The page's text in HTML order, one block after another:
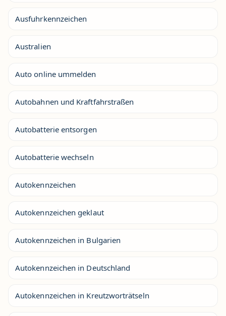
Ausfuhrkennzeichen
Australien
Auto online ummelden
Autobahnen und Kraftfahrstraßen
Autobatterie entsorgen
Autobatterie wechseln
Autokennzeichen
Autokennzeichen geklaut
Autokennzeichen in Bulgarien
Autokennzeichen in Deutschland
Autokennzeichen in Kreutzworträtseln